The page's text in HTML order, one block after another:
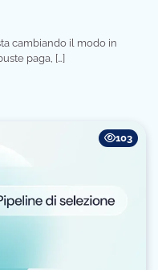
cambiando il modo in
paga, […]
103